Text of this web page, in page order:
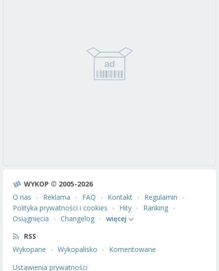
WYKOP © 2005-2026
O nas
Reklama FAQ Kontakt
Regulamin
Polityka prywatności i cookies
Hity
Ranking
Osiągnięcia
Changelog
więcej
RSS
Wykopane
Wykopalisko
Komentowane
Ustawienia prywatności